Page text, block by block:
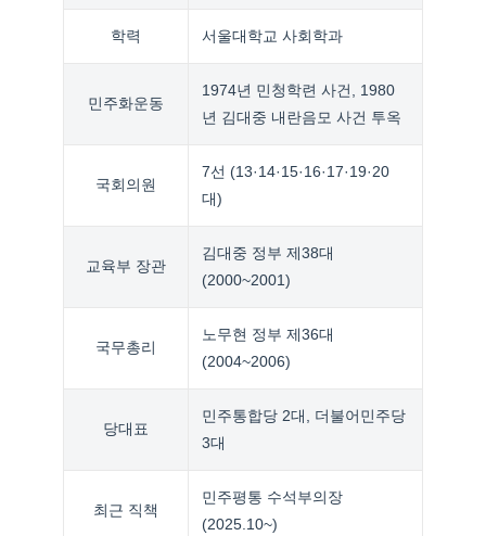
학력 서울대학교 사회학과
민주화운동
1974년 민청학련 사건, 1980
년 김대중 내란음모 사건 투옥
국회의원
7선 (13·14·15·16·17·19·20
대)
교육부 장관
김대중 정부 제38대
(2000~2001)
국무총리
노무현 정부 제36대
(2004~2006)
당대표
민주통합당 2대, 더불어민주당
3대
최근 직책
민주평통 수석부의장
(2025.10~)